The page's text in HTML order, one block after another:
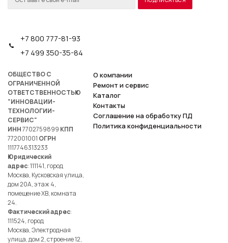
+7 800 777-81-93
+7 499 350-35-84
ОБЩЕСТВО С
ОГРАНИЧЕННОЙ
ОТВЕТСТВЕННОСТЬЮ
"ИННОВАЦИИ-
ТЕХНОЛОГИИ-
СЕРВИС"
ИНН7702759899 КПП
772001001 ОГРН
1117746313233
Юридический
адрес: 111141, город
Москва, Кусковская улица,
дом 20А, этаж 4,
помещение ХВ, комната
24.
Фактический адрес:
111524, город
Москва, Электродная
улица, дом 2, строение 12,
О компании
Ремонт и сервис
Каталог
Контакты
Соглашение на обработку ПД
Политика конфиденциальности